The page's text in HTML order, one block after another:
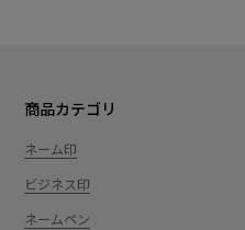
商品カテゴリ
ネーム印
ビジネス印
ネームペン